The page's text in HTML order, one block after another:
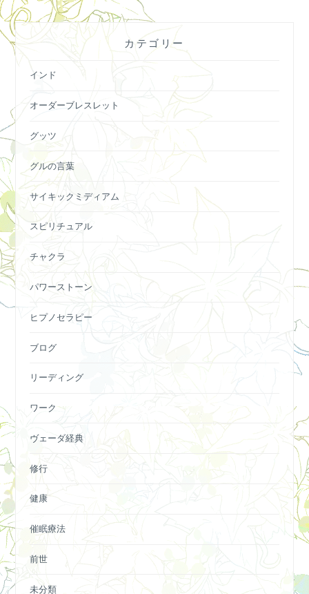
カテゴリー
インド
オーダーブレスレット
グッツ
グルの言葉
サイキックミディアム
スピリチュアル
チャクラ
パワーストーン
ヒプノセラピー
ブログ
リーディング
ワーク
ヴェーダ経典
修行
健康
催眠療法
前世
未分類